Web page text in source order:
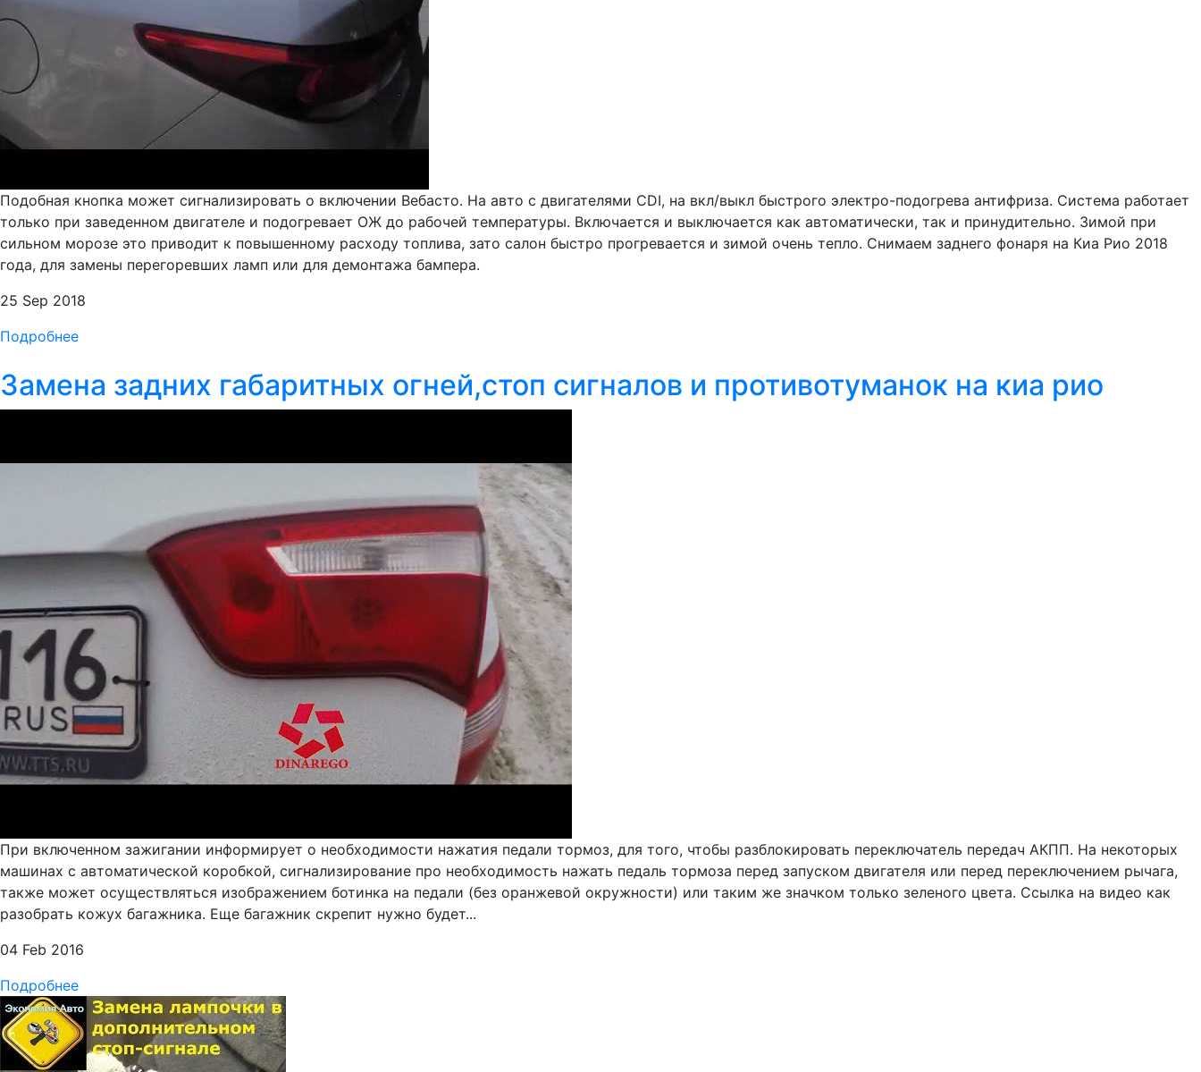
Подобная кнопка может сигнализировать о включении Вебасто. На авто с двигателями CDI, на вкл/выкл быстрого электро-подогрева антифриза. Система работает
только при заведенном двигателе и подогревает ОЖ до рабочей температуры. Включается и выключается как автоматически, так и принудительно. Зимой при
сильном морозе это приводит к повышенному расходу топлива, зато салон быстро прогревается и зимой очень тепло. Снимаем заднего фонаря на Киа Рио 2018
года, для замены перегоревших ламп или для демонтажа бампера.
25 Sep 2018
Подробнее
Замена задних габаритных огней,стоп сигналов и противотуманок на киа рио
При включенном зажигании информирует о необходимости нажатия педали тормоз, для того, чтобы разблокировать переключатель передач АКПП. На некоторых
машинах с автоматической коробкой, сигнализирование про необходимость нажать педаль тормоза перед запуском двигателя или перед переключением рычага,
также может осуществляться изображением ботинка на педали (без оранжевой окружности) или таким же значком только зеленого цвета. Ссылка на видео как
разобрать кожух багажника. Еще багажник скрепит нужно будет...
04 Feb 2016
Подробнее